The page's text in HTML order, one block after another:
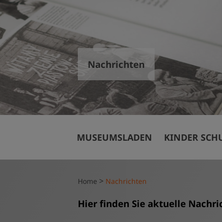
Nachrichten
MUSEUMSLADEN KINDER
Mit Kindern
Kitas, Horte,
Finanzielle
Home > Nachrichten
Hier finden Sie aktuelle